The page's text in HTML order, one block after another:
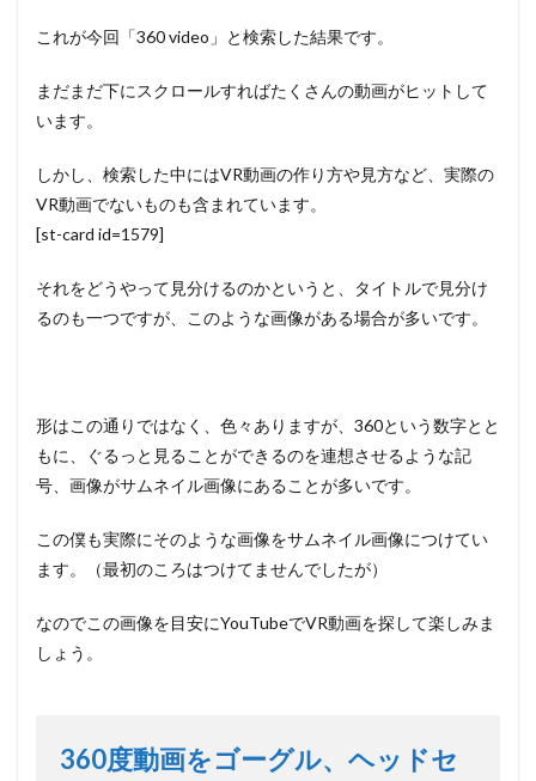
これが今回「360 video」と検索した結果です。
まだまだ下にスクロールすればたくさんの動画がヒットして
います。
しかし、検索した中にはVR動画の作り方や見方など、実際の
VR動画でないものも含まれています。
[st-card id=1579]
それをどうやって見分けるのかというと、タイトルで見分け
るのも一つですが、このような画像がある場合が多いです。
形はこの通りではなく、色々ありますが、360という数字とと
もに、ぐるっと見ることができるのを連想させるような記
号、画像がサムネイル画像にあることが多いです。
この僕も実際にそのような画像をサムネイル画像につけてい
ます。（最初のころはつけてませんでしたが）
なのでこの画像を目安にYouTubeでVR動画を探して楽しみま
しょう。
360度動画をゴーグル、ヘッドセ